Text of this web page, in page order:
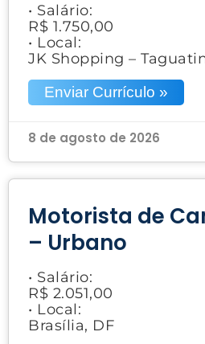
• Salário:
R$ 1.750,00
• Local:
JK Shopping –
Enviar Currículo »
8 de agosto de 2026
Motorista de
– Urbano
• Salário:
R$ 2.051,00
• Local:
Brasília, DF